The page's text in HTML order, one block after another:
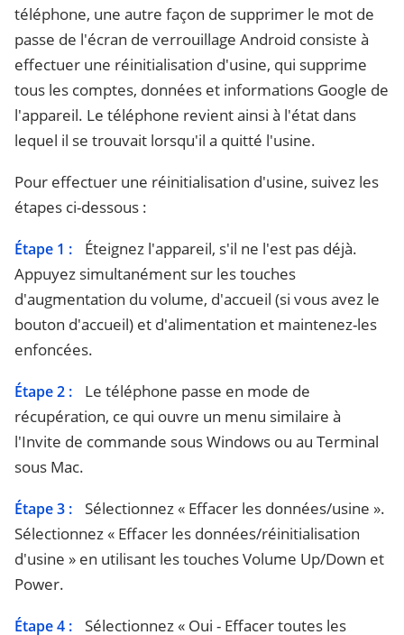
téléphone, une autre façon de supprimer le mot de
passe de l'écran de verrouillage Android consiste à
effectuer une réinitialisation d'usine, qui supprime
tous les comptes, données et informations Google de
l'appareil. Le téléphone revient ainsi à l'état dans
lequel il se trouvait lorsqu'il a quitté l'usine.
Pour effectuer une réinitialisation d'usine, suivez les
étapes ci-dessous :
Étape 1 :
Éteignez l'appareil, s'il ne l'est pas déjà.
Appuyez simultanément sur les touches
d'augmentation du volume, d'accueil (si vous avez le
bouton d'accueil) et d'alimentation et maintenez-les
enfoncées.
Étape 2 :
Le téléphone passe en mode de
récupération, ce qui ouvre un menu similaire à
l'Invite de commande sous Windows ou au Terminal
sous Mac.
Étape 3 :
Sélectionnez « Effacer les données/usine ».
Sélectionnez « Effacer les données/réinitialisation
d'usine » en utilisant les touches Volume Up/Down et
Power.
Étape 4 : Sélectionnez « Oui - Effacer toutes les